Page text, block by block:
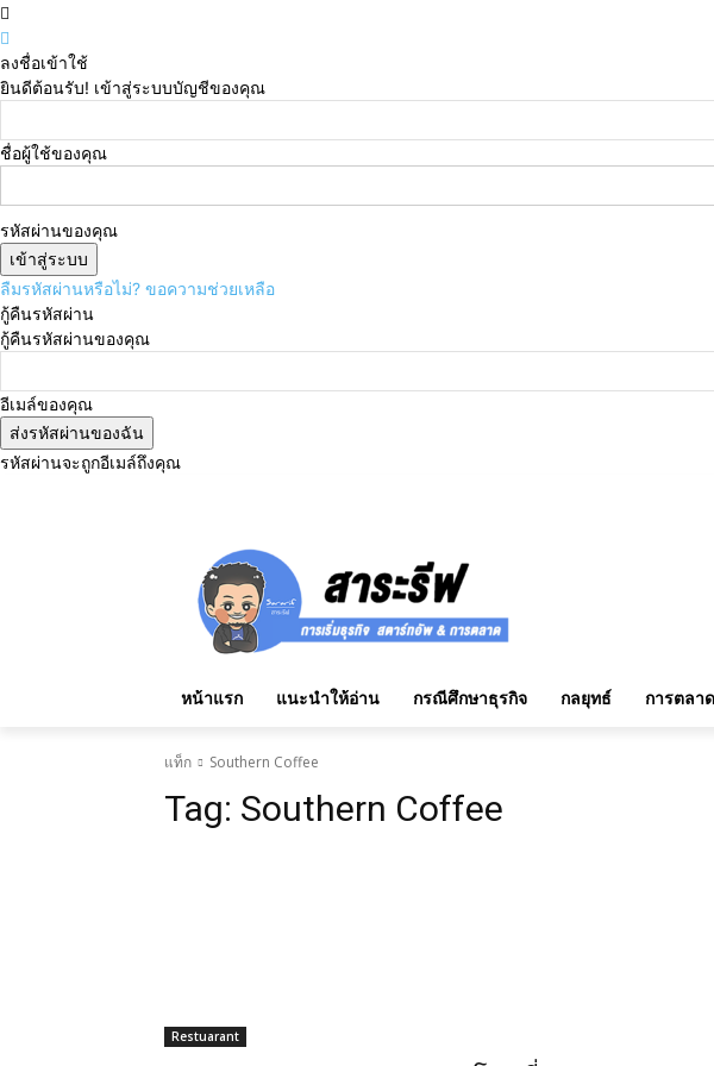
ลงชื่อเข้าใช้
ยินดีต้อนรับ! เข้าสู่ระบบบัญชีของคุณ
ชื่อผู้ใช้ของคุณ
รหัสผ่านของคุณ
ลืมรหัสผ่านหรือไม่? ขอความช่วยเหลือ
กู้คืนรหัสผ่าน
กู้คืนรหัสผ่านของคุณ
อีเมล์ของคุณ
รหัสผ่านจะถูกอีเมล์ถึงคุณ
หน้าแรก แนะนำให้อ่าน กรณีศึกษาธุรกิจ กลยุทธ์ การตลา
แท็ก Southern Coffee
Tag: Southern Coffee
Restuarant